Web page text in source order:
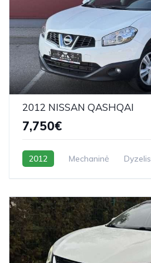
2012 NISSAN QASHQAI
7,750€
2012 Mechaninė Dyzelis